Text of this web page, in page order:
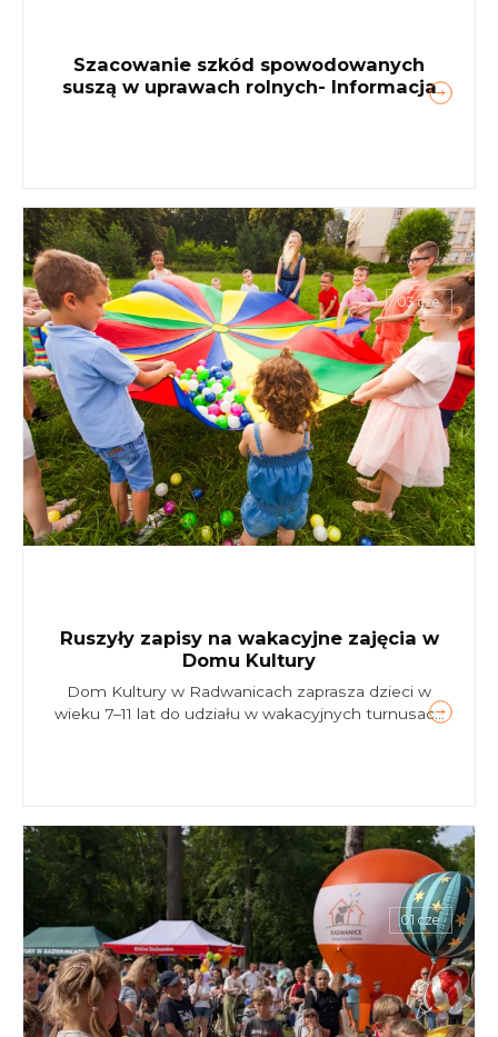
Szacowanie szkód spowodowanych
suszą w uprawach rolnych- Informacja
03 cze
Ruszyły zapisy na wakacyjne zajęcia w
Domu Kultury
Dom Kultury w Radwanicach zaprasza dzieci w
wieku 7–11 lat do udziału w wakacyjnych turnusac...
01 cze